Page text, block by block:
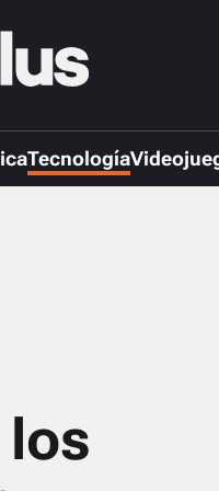
Tecnología